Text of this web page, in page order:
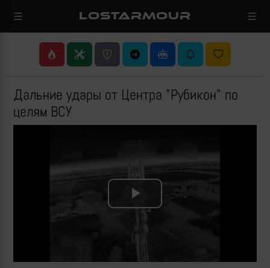
LOSTARMOUR
Дальние удары от Центра "Рубикон" по
целям ВСУ
Play
Video